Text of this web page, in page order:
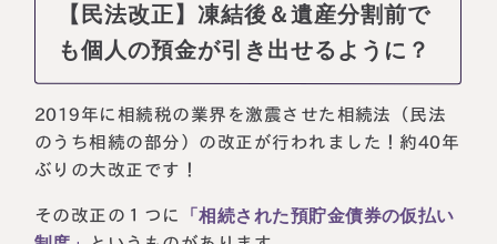
【民法改正】凍結後＆遺産分割前で
も個人の預金が引き出せるように？
2019年に相続税の業界を激震させた相続法（民法
のうち相続の部分）の改正が行われました！約40年
ぶりの大改正です！
その改正の１つに 「相続された預貯金債券の仮払い